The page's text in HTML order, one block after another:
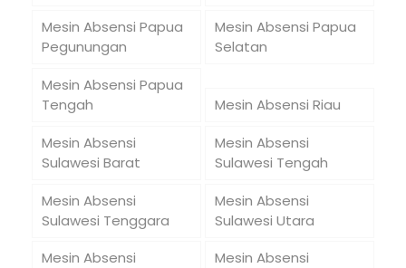
Mesin Absensi Papua
Pegunungan
Mesin Absensi Papua
Selatan
Mesin Absensi Papua
Tengah
Mesin Absensi Riau
Mesin Absensi
Sulawesi Barat
Mesin Absensi
Sulawesi Tengah
Mesin Absensi
Sulawesi Tenggara
Mesin Absensi
Sulawesi Utara
Mesin Absensi
Mesin Absensi